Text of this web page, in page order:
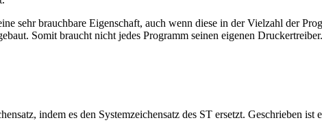
brauchbare Eigenschaft, auch wenn diese in der Vielzahl der
Somit braucht nicht jedes Programm seinen eigenen
indem es den Systemzeichensatz des ST ersetzt. Geschrieben